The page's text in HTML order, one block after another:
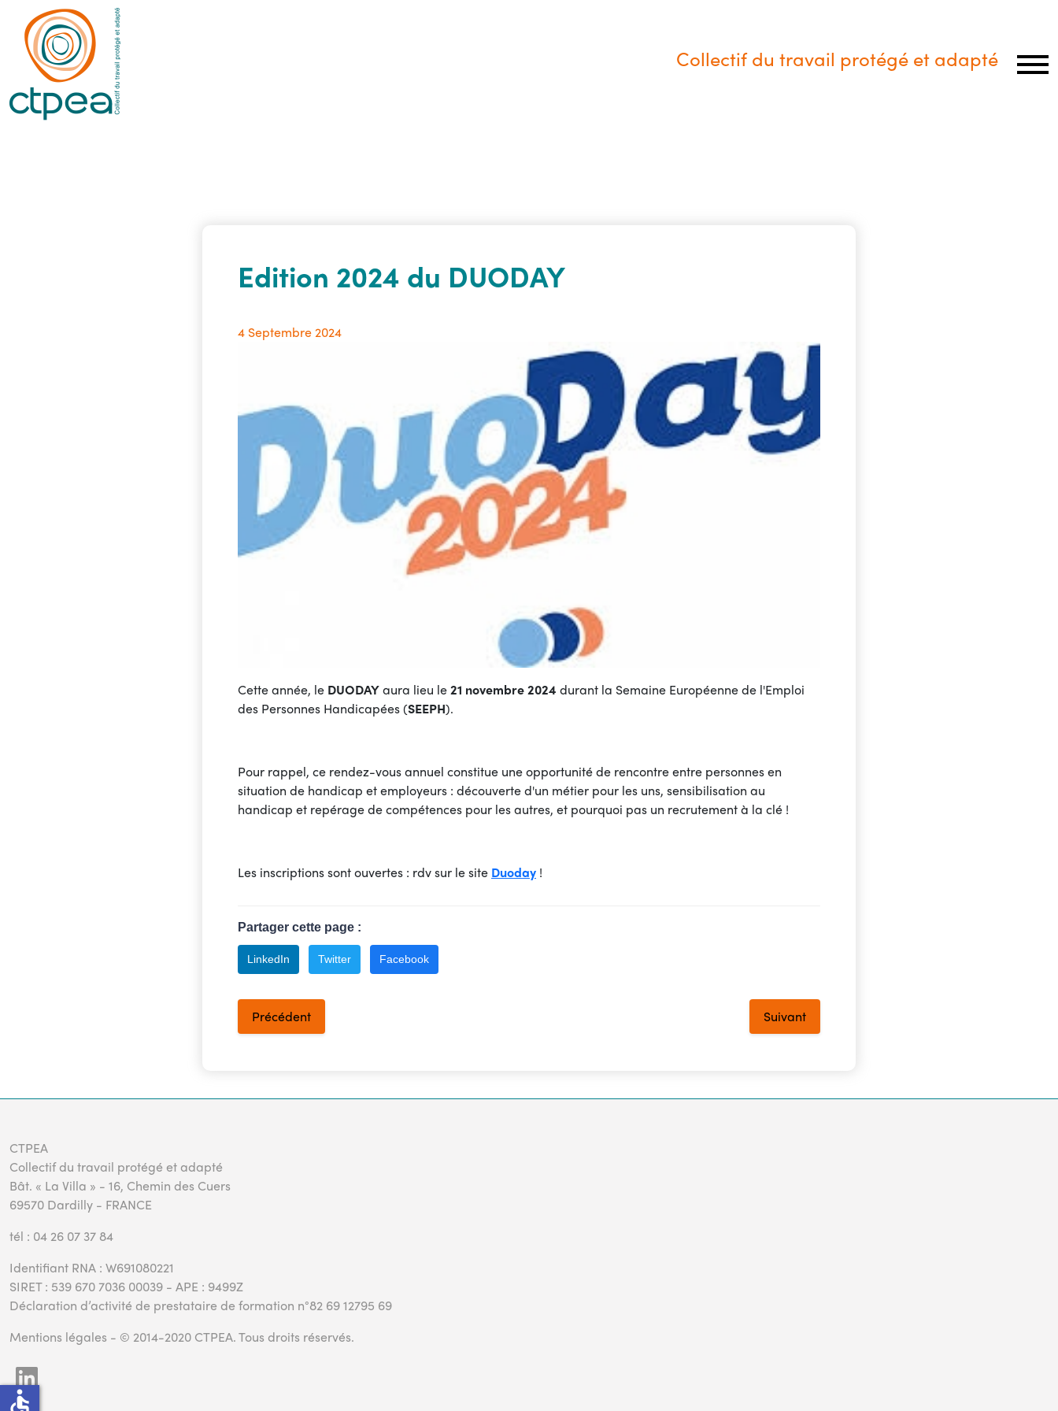
Collectif du travail protégé et adapté
Edition 2024 du DUODAY
4 Septembre 2024
Cette année, le DUODAYaura lieu le21 novembre 2024 durant la Semaine Européenne de l'Emploi
des Personnes Handicapées (SEEPH).
Pour rappel, ce rendez-vous annuel constitue une opportunité de rencontre entre personnes en
situation de handicap et employeurs : découverte d'un métier pour les uns, sensibilisation au
handicap et repérage de compétences pour les autres, et pourquoi pas un recrutement à la clé !
Les inscriptions sont ouvertes : rdv sur le site Duoday !
Partager cette page :
LinkedIn Twitter Facebook
Précédent Suivant
CTPEA
Collectif du travail protégé et adapté
Bât. « La Villa » - 16, Chemin des Cuers
69570 Dardilly - FRANCE
tél : 04 26 07 37 84
Identifiant RNA : W691080221
SIRET : 539 670 7036 00039 - APE : 9499Z
Déclaration d’activité de prestataire de formation n°82 69 12795 69
Mentions légales - © 2014-2020 CTPEA. Tous droits réservés.
accessible
Panneau de gestion des cookies